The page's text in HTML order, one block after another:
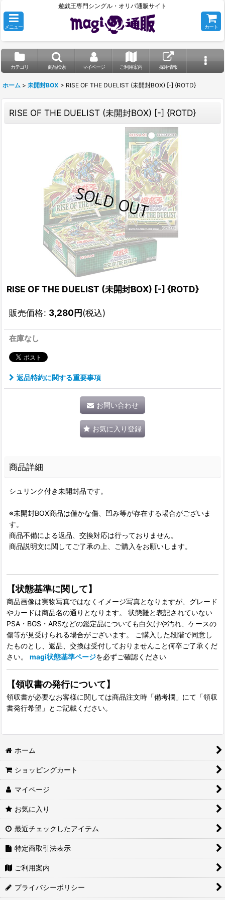
遊戯王専門シングル・オリパ通販サイト
メニュー カート
カテゴリ 商品検索 マイページ ご利用案内 採用情報
ホーム > 未開封BOX > RISE OF THE DUELIST (未開封BOX) [-] {ROTD}
RISE OF THE DUELIST (未開封BOX) [-] {ROTD}
RISE OF THE DUELIST (未開封BOX) [-] {ROTD}
販売価格: 3,280円(税込)
在庫なし
返品特約に関する重要事項
お問い合わせ
お気に入り登録
商品詳細
シュリンク付き未開封品です。
※未開封BOX商品は僅かな傷、凹み等が存在する場合がございま
す。
商品不備による返品、交換対応は行っておりません。
商品説明文に関してご了承の上、ご購入をお願いします。
【状態基準に関して】
商品画像は実物写真ではなくイメージ写真となりますが、グレード
やカードは商品名の通りとなります。 状態難と表記されていない
PSA・BGS・ARSなどの鑑定品についても白欠けや汚れ、ケースの
傷等が見受けられる場合がございます。 ご購入した段階で同意し
たものとし、返品、交換は受付しておりませんこと何卒ご了承くだ
さい。 magi状態基準ページを必ずご確認ください
【領収書の発行について】
領収書が必要なお客様に関しては商品注文時「備考欄」にて「領収
書発行希望」とご記載ください。
ホーム
ショッピングカート
マイページ
お気に入り
最近チェックしたアイテム
特定商取引法表示
ご利用案内
プライバシーポリシー